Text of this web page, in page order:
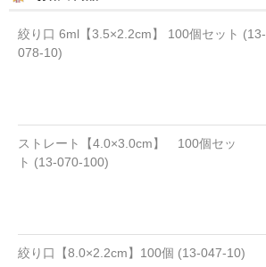
絞り口 6ml【3.5×2.2cm】 100個セット (13-
078-10)
ストレート【4.0×3.0cm】 100個セッ
ト (13-070-100)
絞り口【8.0×2.2cm】100個 (13-047-10)